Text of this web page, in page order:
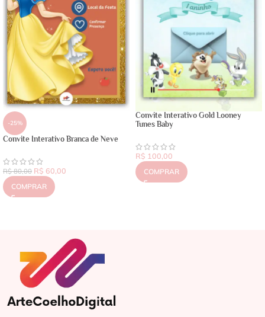
-25%
Convite Interativo Branca de Neve
R$80,00 R$ 60,00
COMPRAR
Convite Interativo Gold Looney
Tunes Baby
R$ 100,00
COMPRAR